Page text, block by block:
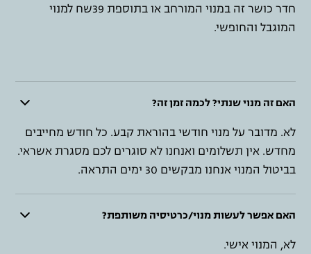
חדר כושר זה במנוי המורחב או בתוספת 39שח למנוי
המוגבל והחופשי.
האם זה מנוי שנתי? לכמה זמן זה?
לא. מדובר על מנוי חודשי בהוראת קבע. כל חודש מחייבים
מחדש. אין תשלומים ואנחנו לא סוגרים לכם מסגרת אשראי.
בביטול המנוי אנחנו מבקשים 30 ימים התראה.
האם אפשר לעשות מנוי/כרטיסיה משותפת?
לא, המנוי אישי.